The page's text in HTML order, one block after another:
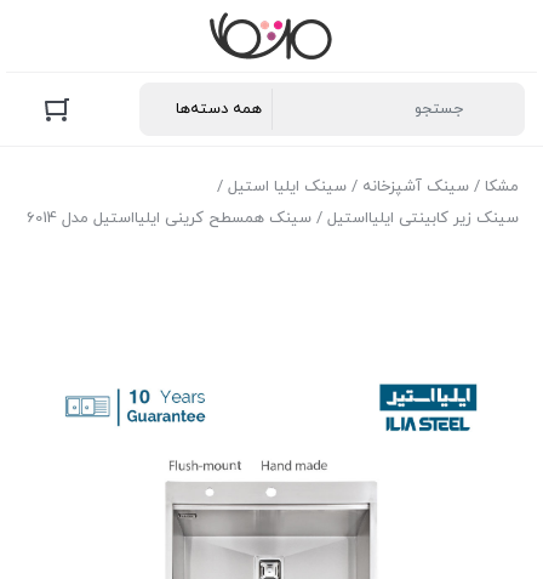
مشکا / سینک آشپزخانه / سینک ایلیا استیل /
سینک زیر کابینتی ایلیااستیل / سینک همسطح کرینی ایلیااستیل مدل 6014